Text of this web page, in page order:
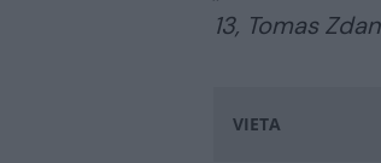
13, Tomas
VIETA